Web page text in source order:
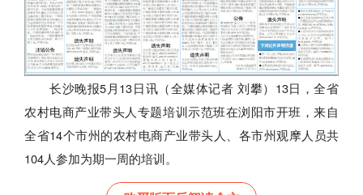
长沙晚报5月13日讯（全媒体记者 刘攀）13日，全省
农村电商产业带头人专题培训示范班在浏阳市开班，来自
全省14个市州的农村电商产业带头人、各市州观摩人员共
104人参加为期一周的培训。